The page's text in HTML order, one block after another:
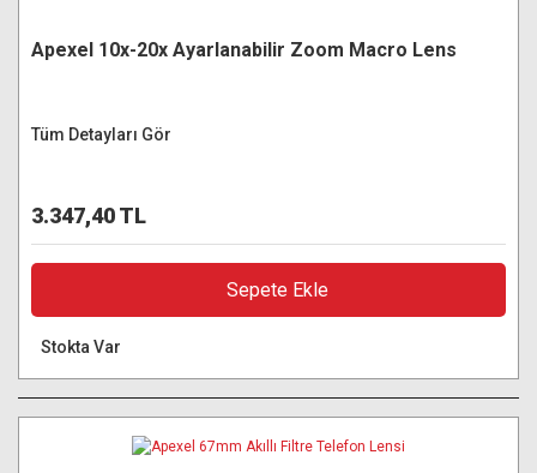
Apexel 10x-20x Ayarlanabilir Zoom Macro Lens
Tüm Detayları Gör
3.347,40 TL
Sepete Ekle
Stokta Var